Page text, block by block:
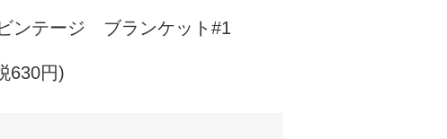
ンテージ ブランケット#1
630円)